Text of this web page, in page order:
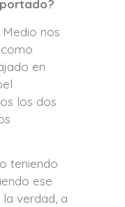
Medio nos
en
los dos
teniendo
ese
verdad, a